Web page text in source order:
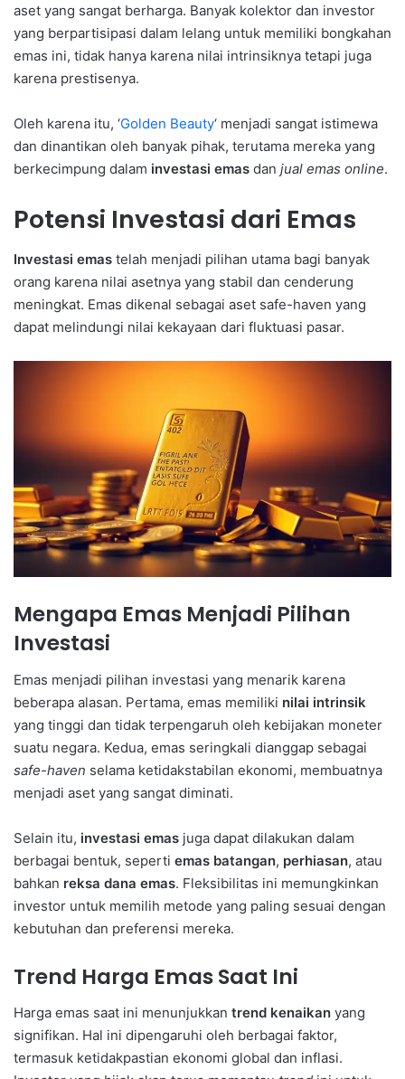
aset yang sangat berharga. Banyak kolektor dan investor
yang berpartisipasi dalam lelang untuk memiliki bongkahan
emas ini, tidak hanya karena nilai intrinsiknya tetapi juga
karena prestisenya.
Oleh karena itu, ‘Golden Beauty‘ menjadi sangat istimewa
dan dinantikan oleh banyak pihak, terutama mereka yang
berkecimpung dalam investasi emas dan jual emas online.
Potensi Investasi dari Emas
Investasi emas telah menjadi pilihan utama bagi banyak
orang karena nilai asetnya yang stabil dan cenderung
meningkat. Emas dikenal sebagai aset safe-haven yang
dapat melindungi nilai kekayaan dari fluktuasi pasar.
Mengapa Emas Menjadi Pilihan
Investasi
Emas menjadi pilihan investasi yang menarik karena
beberapa alasan. Pertama, emas memiliki nilai intrinsik
yang tinggi dan tidak terpengaruh oleh kebijakan moneter
suatu negara. Kedua, emas seringkali dianggap sebagai
safe-haven selama ketidakstabilan ekonomi, membuatnya
menjadi aset yang sangat diminati.
Selain itu, investasi emas juga dapat dilakukan dalam
berbagai bentuk, seperti emas batangan, perhiasan, atau
bahkan reksa dana emas. Fleksibilitas ini memungkinkan
investor untuk memilih metode yang paling sesuai dengan
kebutuhan dan preferensi mereka.
Trend Harga Emas Saat Ini
Harga emas saat ini menunjukkan trend kenaikan yang
signifikan. Hal ini dipengaruhi oleh berbagai faktor,
termasuk ketidakpastian ekonomi global dan inflasi.